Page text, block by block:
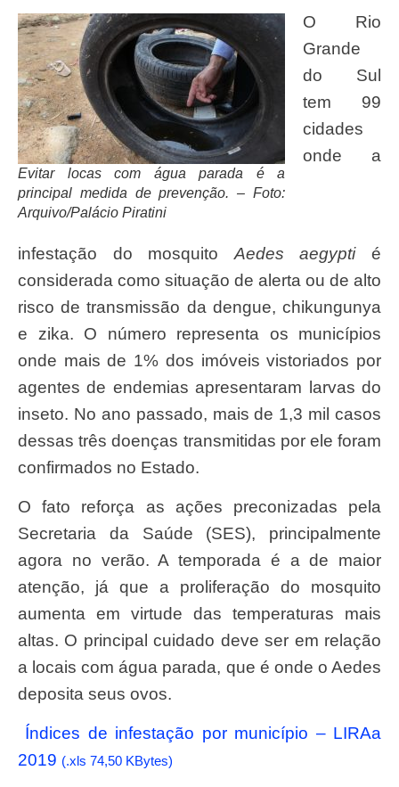
Evitar locas com água parada é a
principal medida de prevenção. – Foto:
Arquivo/Palácio Piratini
O Rio
Grande
do Sul
tem 99
cidades
onde a
infestação do mosquito Aedes aegyptié
considerada como situação de alerta ou de alto
risco de transmissão da dengue, chikungunya
e zika. O número representa os municípios
onde mais de 1% dos imóveis vistoriados por
agentes de endemias apresentaram larvas do
inseto. No ano passado, mais de 1,3 mil casos
dessas três doenças transmitidas por ele foram
confirmados no Estado.
O fato reforça as ações preconizadas pela
Secretaria da Saúde (SES), principalmente
agora no verão. A temporada é a de maior
atenção, já que a proliferação do mosquito
aumenta em virtude das temperaturas mais
altas. O principal cuidado deve ser em relação
a locais com água parada, que é onde o Aedes
deposita seus ovos.
Índices de infestação por município – LIRAa
2019 (.xls 74,50 KBytes)